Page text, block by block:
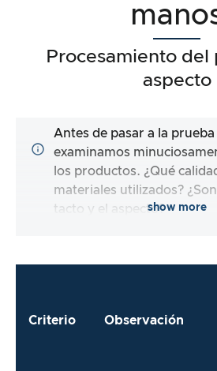
Procesamiento del
aspecto
Antes de pasar a la
examinamos
los productos. ¿Qué
materiales utilizados?
tacto y el aspecto?show more
Criterio Observación